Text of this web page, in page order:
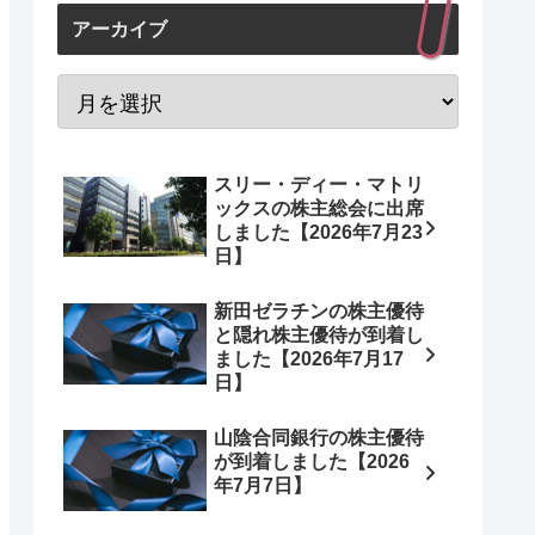
アーカイブ
スリー・ディー・マトリ
ックスの株主総会に出席
しました【2026年7月23
日】
新田ゼラチンの株主優待
と隠れ株主優待が到着し
ました【2026年7月17
日】
山陰合同銀行の株主優待
が到着しました【2026
年7月7日】